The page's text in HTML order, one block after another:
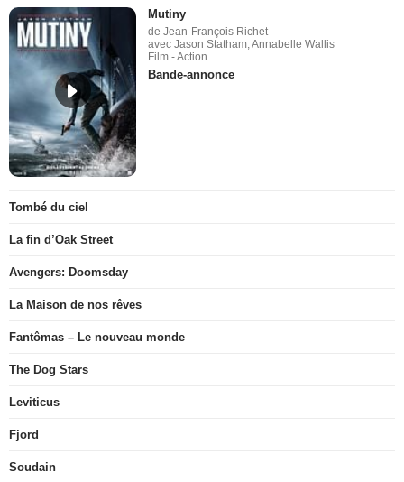
Mutiny
de Jean-François Richet
avec Jason Statham, Annabelle Wallis
Film - Action
Bande-annonce
Tombé du ciel
La fin d’Oak Street
Avengers: Doomsday
La Maison de nos rêves
Fantômas – Le nouveau monde
The Dog Stars
Leviticus
Fjord
Soudain